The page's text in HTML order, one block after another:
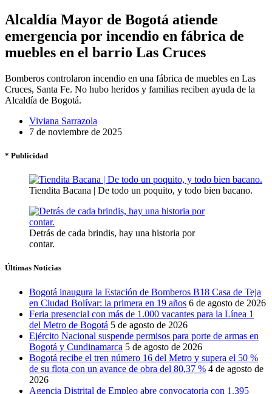
Alcaldía Mayor de Bogotá atiende
emergencia por incendio en fábrica de
muebles en el barrio Las Cruces
Bomberos controlaron incendio en una fábrica de muebles en Las
Cruces, Santa Fe. No hubo heridos y familias reciben ayuda de la
Alcaldía de Bogotá.
Viviana Sarrazola
7 de noviembre de 2025
* Publicidad
Tiendita Bacana | De todo un poquito, y todo bien bacano.
Detrás de cada brindis, hay una historia por
contar.
Últimas Noticias
Bogotá inaugura la Estación de Bomberos B18 Casa de Teja
en Ciudad Bolívar: la primera en 19 años 6 de agosto de 2026
Feria presencial con más de 1.000 vacantes para la Línea 1
del Metro de Bogotá 5 de agosto de 2026
Ejército Nacional suspende permisos para porte de armas en
Bogotá y Cundinamarca 5 de agosto de 2026
Bogotá recibe el tren número 16 del Metro y supera el 50 %
de su flota con un avance de obra del 80,37 % 4 de agosto de
2026
Agencia Distrital de Empleo abre convocatoria con 1.395